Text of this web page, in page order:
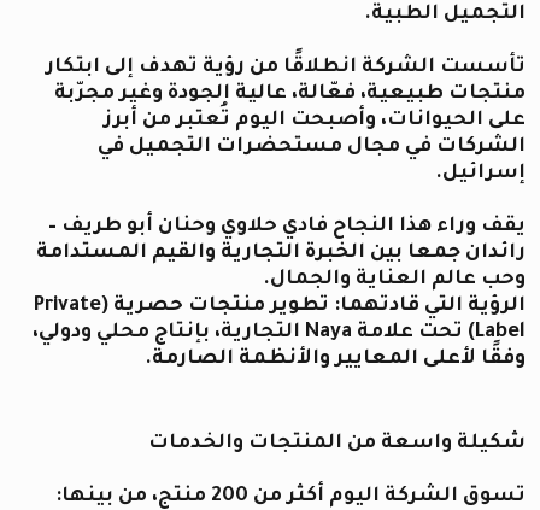
التجميل الطبية.
تأسست الشركة انطلاقًا من رؤية تهدف إلى ابتكار
منتجات طبيعية، فعّالة، عالية الجودة وغير مجرّبة
على الحيوانات، وأصبحت اليوم تُعتبر من أبرز
الشركات في مجال مستحضرات التجميل في
إسرائيل.
يقف وراء هذا النجاح فادي حلاوي وحنان أبو طريف –
رائدان جمعا بين الخبرة التجارية والقيم المستدامة
وحب عالم العناية والجمال.
الرؤية التي قادتهما: تطوير منتجات حصرية (Private
Label) تحت علامة Naya التجارية، بإنتاج محلي ودولي،
وفقًا لأعلى المعايير والأنظمة الصارمة.
شكيلة واسعة من المنتجات والخدمات
تسوق الشركة اليوم أكثر من 200 منتج، من بينها: